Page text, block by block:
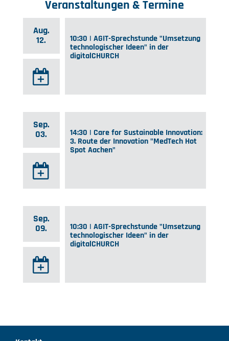
Veranstaltungen & Termine
Aug.
12.
10:30 | AGIT-Sprechstunde "Umsetzung
technologischer Ideen" in der
digitalCHURCH
Sep.
03.
14:30 | Care for Sustainable Innovation:
3. Route der Innovation "MedTech Hot
Spot Aachen"
Sep.
09.
10:30 | AGIT-Sprechstunde "Umsetzung
technologischer Ideen" in der
digitalCHURCH